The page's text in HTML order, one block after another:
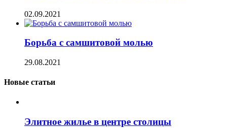
02.09.2021
Борьба с самшитовой молью
29.08.2021
Новые статьи
Элитное жилье в центре столицы